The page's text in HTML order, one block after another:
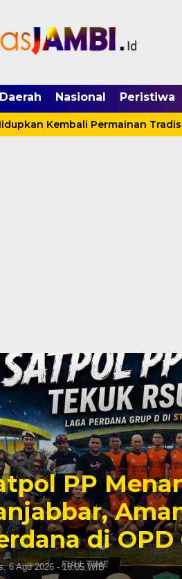
Daerah Nasional Peristiwa
Kembali Permainan Tradisional
PP
di OPD
6 Agu 2026 - 18:05 WIB